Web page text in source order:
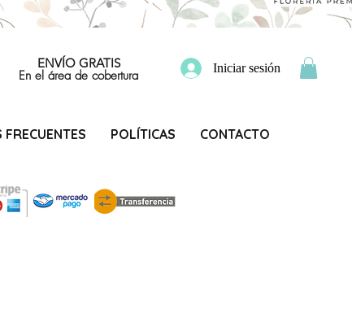
ENVÍO GRATIS
En el área de cobertura Iniciar sesión
FRECUENTES POLÍTICAS CONTACTO